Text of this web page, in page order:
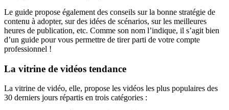
Le guide propose également des conseils sur la bonne stratégie de
contenu à adopter, sur des idées de scénarios, sur les meilleures
heures de publication, etc. Comme son nom l’indique, il s’agit bien
d’un guide pour vous permettre de tirer parti de votre compte
professionnel !
La vitrine de vidéos tendance
La vitrine de vidéo, elle, propose les vidéos les plus populaires des
30 derniers jours répartis en trois catégories :